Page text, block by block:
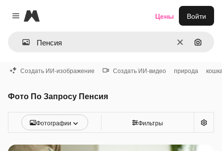
Close menu
Magnific
ОчиститьПоиск
Цены Войти
Создать ИИ-изображение Создать ИИ-видео природа
Фото По Запросу Пенсия
Фотографии Фильтры